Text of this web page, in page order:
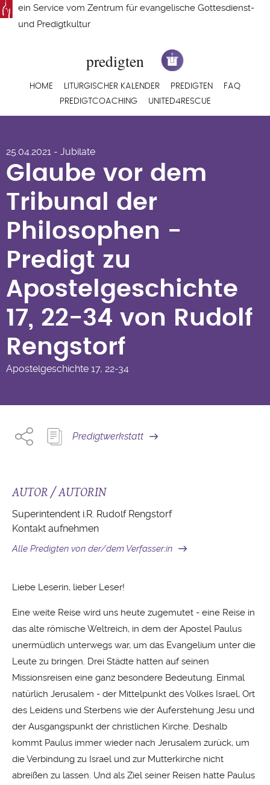
Direkt
zum
ein Service vom Zentrum für evangelische Gottesdienst-
und Predigtkultur
Hauptnavigation
HOME LITURGISCHER KALENDER PREDIGTEN
FAQ
PREDIGTCOACHING
UNITED4RESCUE
Tribunal der
Philosophen -
Predigt zu
Apostelgeschichte
17, 22-34 von Rudolf
Rengstorf
25.04.2021 - Jubilate
Glaube vor dem
Tribunal der
Philosophen -
Predigt zu
Apostelgeschichte
17, 22-34 von Rudolf
Rengstorf
Apostelgeschichte 17, 22-34
Predigtwerkstatt
AUTOR / AUTORIN
Superintendent i.R. Rudolf Rengstorf
Kontakt aufnehmen
Alle Predigten von der/dem Verfasser:in
Liebe Leserin, lieber Leser!
Eine weite Reise wird uns heute zugemutet - eine Reise in
das alte römische Weltreich, in dem der Apostel Paulus
unermüdlich unterwegs war, um das Evangelium unter die
Leute zu bringen. Drei Städte hatten auf seinen
Missionsreisen eine ganz besondere Bedeutung. Einmal
natürlich Jerusalem - der Mittelpunkt des Volkes Israel, Ort
des Leidens und Sterbens wie der Auferstehung Jesu und
der Ausgangspunkt der christlichen Kirche. Deshalb
kommt Paulus immer wieder nach Jerusalem zurück, um
die Verbindung zu Israel und zur Mutterkirche nicht
abreißen zu lassen. Und als Ziel seiner Reisen hatte Paulus